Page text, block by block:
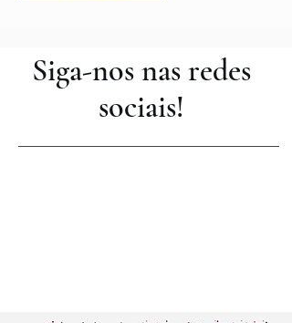
Siga-nos nas redes
sociais!